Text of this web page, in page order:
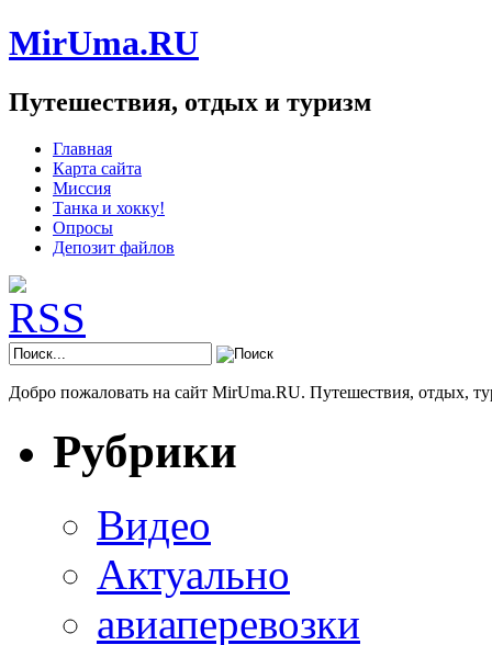
MirUma.RU
Путешествия, отдых и туризм
Главная
Карта сайта
Миссия
Танка и хокку!
Опросы
Депозит файлов
Добро пожаловать на сайт MirUma.RU. Путешествия, отдых,
Рубрики
Видео
Актуально
авиаперевозки